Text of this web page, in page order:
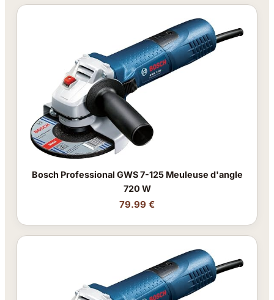
Bosch Professional GWS 7-125 Meuleuse d'angle
720 W
79.99 €